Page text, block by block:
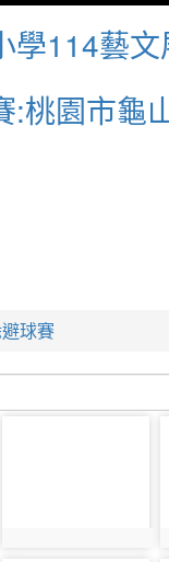
學114藝
桃園市龜
球賽